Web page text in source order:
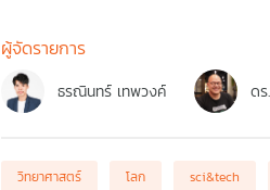
ผู้จัดรายการ
ธรณินทร์ เทพวงค์ ด
วิทยาศาสตร์ โลก sci&tech